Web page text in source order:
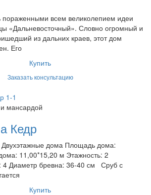
пораженными всем великолепием идеи
«Дальневосточный». Словно огромный и
из дальних краев, этот дом
Его
Купить
Заказать консультацию
мансардой
Кедр
Двухэтажные дома Площадь дома:
11,00*15,20 м Этажность: 2
4 Диаметр бревна: 36-40 см Сруб с
Купить